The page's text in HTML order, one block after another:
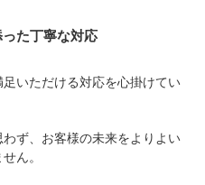
た丁寧な対応
いただける対応を心掛けてい
ず、お客様の未来をよりよい
ん。